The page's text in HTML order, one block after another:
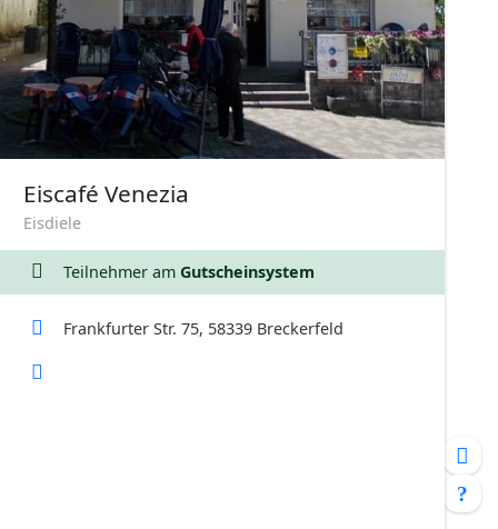
Eiscafé Venezia
Eisdiele
Teilnehmer am Gutscheinsystem
Frankfurter Str. 75, 58339 Breckerfeld